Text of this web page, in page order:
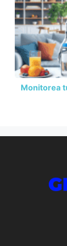
Monitorea